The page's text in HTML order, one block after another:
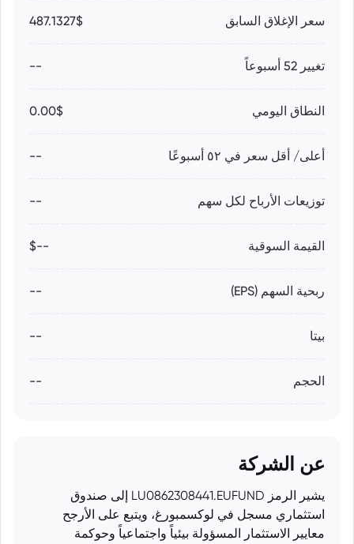
سعر الإغلاق السابق 487.1327$
تغيير 52 أسبوعاً --
النطاق اليومي 0.00$
أعلى/ أقل سعر في ٥٢ أسبوعًا --
توزيعات الأرباح لكل سهم --
القيمة السوقية --$
ربحية السهم (EPS) --
بيتا --
الحجم --
عن الشركة
يشير الرمز LU0862308441.EUFUND إلى صندوق
استثماري مسجل في لوكسمبورغ، ويتبع على الأرجح
معايير الاستثمار المسؤولة بيئياً واجتماعياً وحوكمة